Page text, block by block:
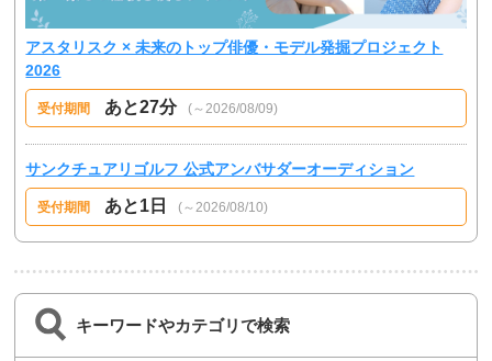
アスタリスク × 未来のトップ俳優・モデル発掘プロジェクト
2026
受付期間 あと27分 (～2026/08/09)
サンクチュアリゴルフ 公式アンバサダーオーディション
受付期間 あと1日 (～2026/08/10)
キーワードやカテゴリで検索